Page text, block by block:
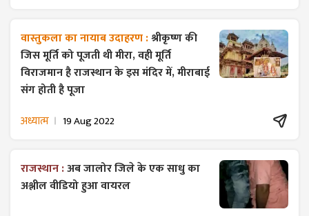
वास्तुकला का नायाब उदाहरण :श्रीकृष्ण की
जिस मूर्ति को पूजती थी मीरा, वही मूर्ति
विराजमान है राजस्थान के इस मंदिर में, मीराबाई
संग होती है पूजा
अध्यात्म 19 Aug 2022
राजस्थान :अब जालोर जिले के एक साधु का
अश्लील वीडियो हुआ वायरल